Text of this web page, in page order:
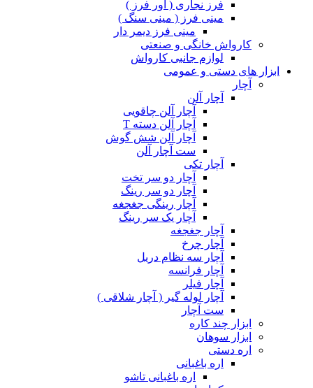
فرز نجاری ( اور فرز )
مینی فرز ( مینی سنگ )
مینی فرز دیمر دار
کارواش خانگی و صنعتی
لوازم جانبی کارواش
ابزار های دستی و عمومی
آچار
آچار آلن
آچار آلن چاقویی
آچار آلن دسته T
آچار آلن شش گوش
ست آچار آلن
آچار تکی
آچار دو سر تخت
آچار دو سر رینگ
آچار رینگی جغجغه
آچار یک سر رینگ
آچار جغجغه
آچار چرخ
آچار سه نظام دریل
آچار فرانسه
آچار فیلر
آچار لوله گیر ( آچار شلاقی )
ست آچار
ابزار چند کاره
ابزار سوهان
اره دستی
اره باغبانی
اره باغبانی تاشو